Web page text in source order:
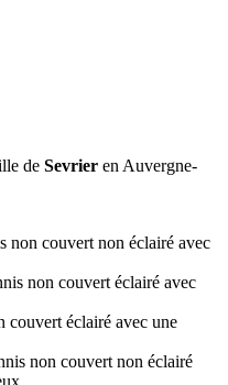
de Sevrier en Auvergne-
non couvert non éclairé avec
non couvert éclairé avec
couvert éclairé avec une
non couvert non éclairé